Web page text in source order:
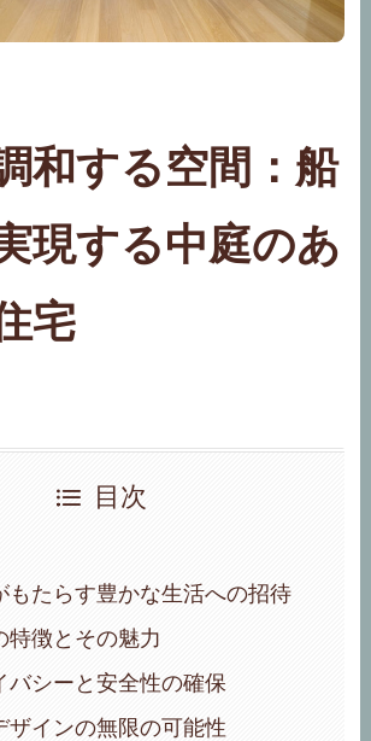
和する空間：船
現する中庭のあ
宅
目次
もたらす豊かな生活への招待
特徴とその魅力
バシーと安全性の確保
ザインの無限の可能性